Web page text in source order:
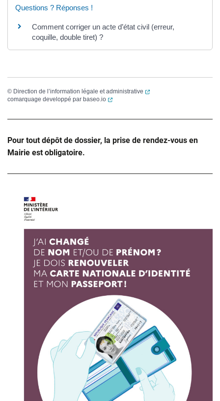
Questions ? Réponses !
Comment corriger un acte d’état civil (erreur,
coquille, double tiret) ?
© Direction de l’information légale et administrative
(ouverture dans un
comarquage developpé par baseo.io (ouverture dans un nouvel onglet)
Pour tout dépôt de dossier, la prise de rendez-vous en
Mairie est obligatoire.